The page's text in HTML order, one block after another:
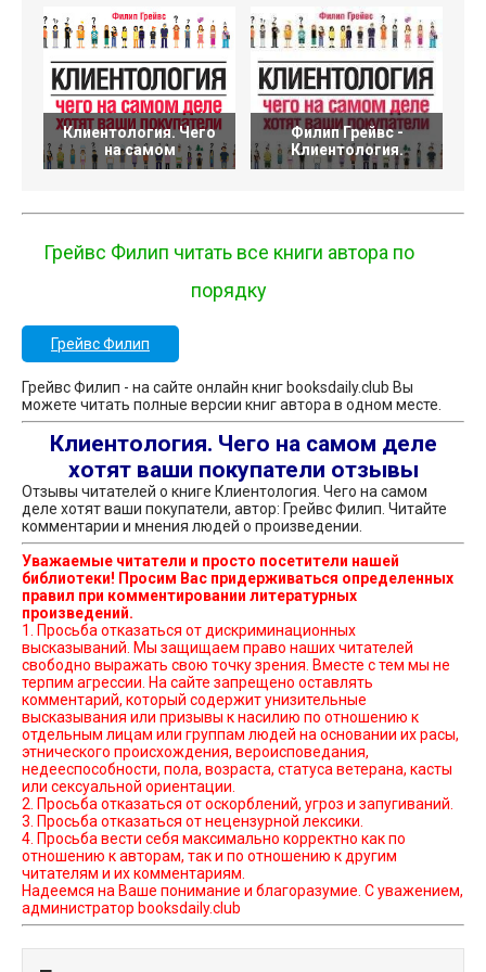
Клиентология. Чего
на самом
Филип Грейвс -
Клиентология.
Грейвс Филип читать все книги автора по
порядку
Грейвс Филип
Грейвс Филип - на сайте онлайн книг booksdaily.club Вы
можете читать полные версии книг автора в одном месте.
Клиентология. Чего на самом деле
хотят ваши покупатели отзывы
Отзывы читателей о книге Клиентология. Чего на самом
деле хотят ваши покупатели, автор: Грейвс Филип. Читайте
комментарии и мнения людей о произведении.
Уважаемые читатели и просто посетители нашей
библиотеки! Просим Вас придерживаться определенных
правил при комментировании литературных
произведений.
1. Просьба отказаться от дискриминационных
высказываний. Мы защищаем право наших читателей
свободно выражать свою точку зрения. Вместе с тем мы не
терпим агрессии. На сайте запрещено оставлять
комментарий, который содержит унизительные
высказывания или призывы к насилию по отношению к
отдельным лицам или группам людей на основании их расы,
этнического происхождения, вероисповедания,
недееспособности, пола, возраста, статуса ветерана, касты
или сексуальной ориентации.
2. Просьба отказаться от оскорблений, угроз и запугиваний.
3. Просьба отказаться от нецензурной лексики.
4. Просьба вести себя максимально корректно как по
отношению к авторам, так и по отношению к другим
читателям и их комментариям.
Надеемся на Ваше понимание и благоразумие. С уважением,
администратор booksdaily.club